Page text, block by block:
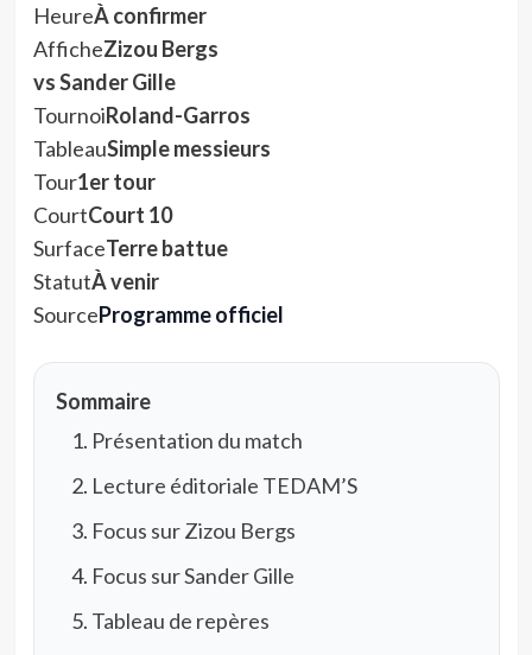
HeureÀ confirmer
AfficheZizou Bergs
vs Sander Gille
TournoiRoland-Garros
TableauSimple messieurs
Tour1er tour
CourtCourt 10
SurfaceTerre battue
StatutÀ venir
SourceProgramme officiel
Sommaire
Présentation du match
Lecture éditoriale TEDAM’S
Focus sur Zizou Bergs
Focus sur Sander Gille
Tableau de repères